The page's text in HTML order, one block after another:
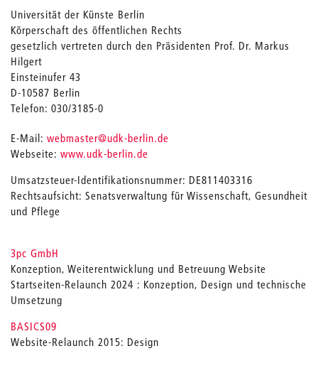
Webseite
Universität der Künste Berlin
Körperschaft des öffentlichen Rechts
gesetzlich vertreten durch den Präsidenten Prof. Dr. Markus
Hilgert
Einsteinufer 43
D-10587 Berlin
Telefon: 030/3185-0
E-Mail: webmaster_
@udk-berlin.de
Webseite: www.udk-berlin.de
Umsatzsteuer-Identifikationsnummer: DE811403316
Rechtsaufsicht: Senatsverwaltung für Wissenschaft, Gesundheit
und Pflege
3pc GmbH
Konzeption, Weiterentwicklung und Betreuung Website
Startseiten-Relaunch 2024 : Konzeption, Design und technische
Umsetzung
BASICS09
Website-Relaunch 2015: Design